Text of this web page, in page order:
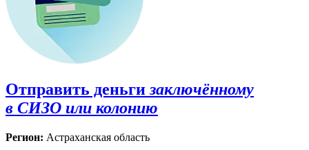
Отправить деньги заключённому
в СИЗО или колонию
Регион: Астраханская область